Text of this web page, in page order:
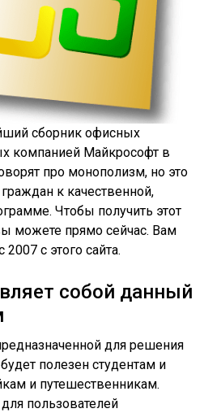
сборник офисных
компанией Майкрософт в
про монополизм, но это
к качественной,
Чтобы получить этот
можете прямо сейчас. Вам
с этого сайта.
собой данный
для решения
полезен студентам и
и путешественникам.
пользователей